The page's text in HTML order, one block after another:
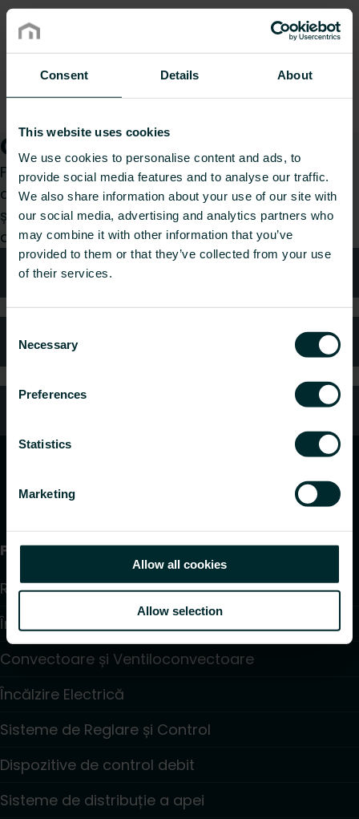
Consent Details About
This website uses cookies
We use cookies to personalise content and ads, to
provide social media features and to analyse our traffic.
We also share information about your use of our site with
our social media, advertising and analytics partners who
may combine it with other information that you’ve
provided to them or that they’ve collected from your use
of their services.
Selection
Necessary
Preferences
Statistics
Marketing
Allow all cookies
Allow selection
Cum vă putem ajuta?
Fie că sunteți un instalator, arhitect, proiectant,
distribuitor sau utilizator final, alegeți o categorie
și vom fi bucuroși să ne ocupăm de cererea
dumneavoastră.
Sfaturi tehnice
Întrebări frecvente
Produse
Radiatoare și Portprosoape
Încălzire în pardoseală
Convectoare și Ventiloconvectoare
Încălzire Electrică
Sisteme de Reglare și Control
Dispozitive de control debit
Sisteme de distribuție a apei